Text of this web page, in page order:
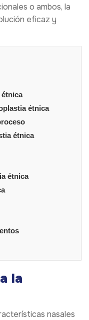
o ambos, la
eficaz y
étnica
étnica
étnica
la
nasales